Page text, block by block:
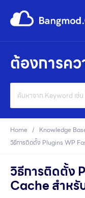
ต้องการค
For
Home Knowledge
วิธีการติดตั้ง Plugins WP
วิธีการติดตั้ง
Cache สำห